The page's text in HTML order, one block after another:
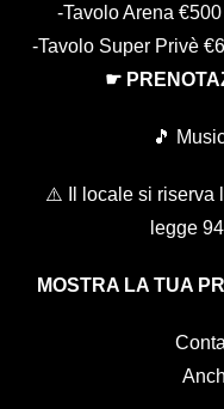
-Tavolo Arena
-Tavolo Super Privè
☛
🎵
⚠️ Il locale si riserva
legge
MOSTRA LA TUA